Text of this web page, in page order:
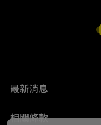
最新消息
相關條款